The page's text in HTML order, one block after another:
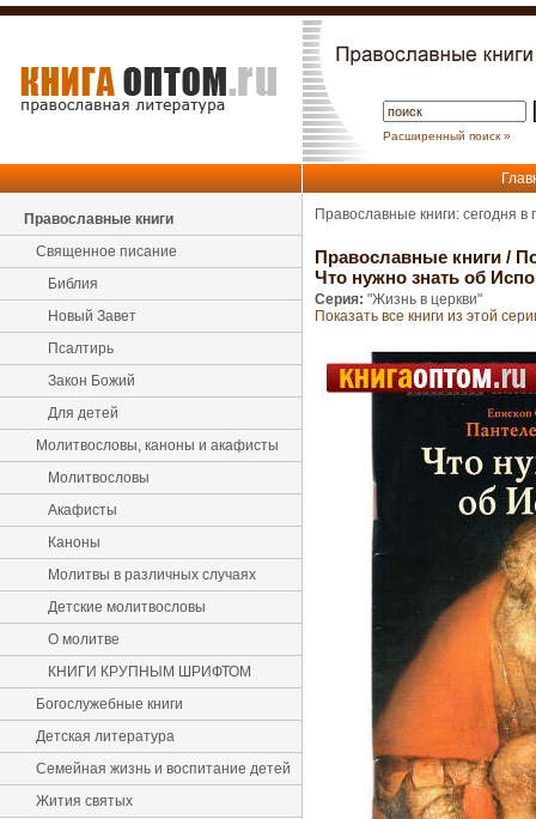
Расширенный поиск »
Православные книги
Священное писание
Библия
Новый Завет
Псалтирь
Закон Божий
Для детей
Молитвословы, каноны и акафисты
Молитвословы
Акафисты
Каноны
Молитвы в различных случаях
Детские молитвословы
О молитве
КНИГИ КРУПНЫМ ШРИФТОМ
Богослужебные книги
Детская литература
Семейная жизнь и воспитание детей
Жития святых
Православные книги: сегодня
Православные книги /
Что нужно знать об
Серия: "Жизнь в церкви"
Показать все книги из этой